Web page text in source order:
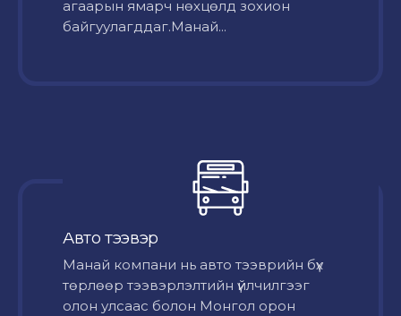
агаарын ямарч нөхцөлд зохион
байгуулагддаг.Манай...
Авто тээвэр
Mанай компани нь авто тээврийн бүх
төрлөөр тээвэрлэлтийн үйлчилгээг
олон улсаас болон Монгол орон